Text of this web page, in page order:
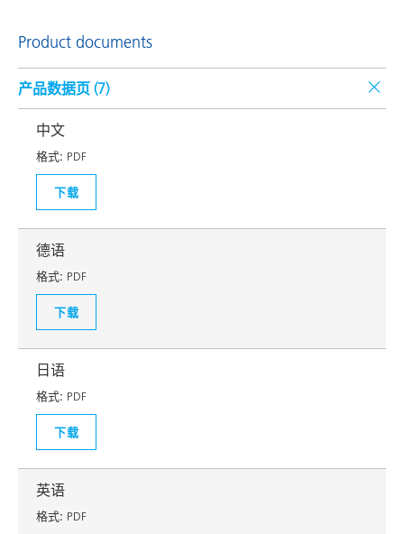
Product documents
产品数据页 (7)
中文
格式: PDF
下载
德语
格式: PDF
下载
日语
格式: PDF
下载
英语
格式: PDF